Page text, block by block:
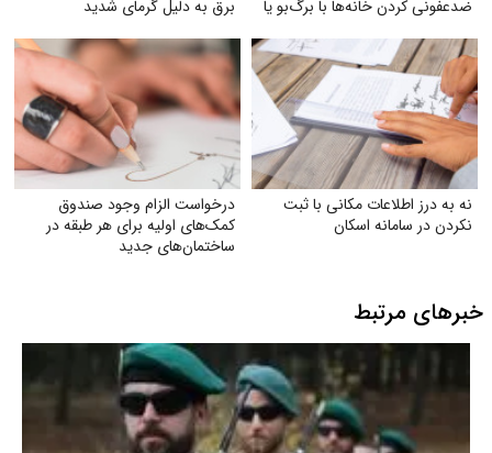
ضدعفونی کردن خانه‌ها با برگ‌بو یا
برق به دلیل گرمای شدید
نه به درز اطلاعات مکانی با ثبت
نکردن در سامانه اسکان
درخواست الزام وجود صندوق
کمک‌های اولیه برای هر طبقه در
ساختمان‌های جدید
خبرهای مرتبط